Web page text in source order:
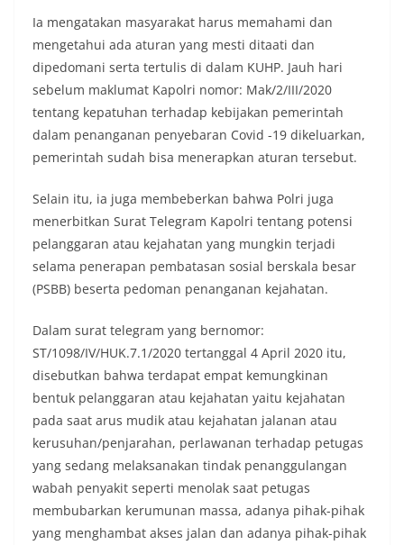
Ia mengatakan masyarakat harus memahami dan
mengetahui ada aturan yang mesti ditaati dan
dipedomani serta tertulis di dalam KUHP. Jauh hari
sebelum maklumat Kapolri nomor: Mak/2/III/2020
tentang kepatuhan terhadap kebijakan pemerintah
dalam penanganan penyebaran Covid -19 dikeluarkan,
pemerintah sudah bisa menerapkan aturan tersebut.
Selain itu, ia juga membeberkan bahwa Polri juga
menerbitkan Surat Telegram Kapolri tentang potensi
pelanggaran atau kejahatan yang mungkin terjadi
selama penerapan pembatasan sosial berskala besar
(PSBB) beserta pedoman penanganan kejahatan.
Dalam surat telegram yang bernomor:
ST/1098/IV/HUK.7.1/2020 tertanggal 4 April 2020 itu,
disebutkan bahwa terdapat empat kemungkinan
bentuk pelanggaran atau kejahatan yaitu kejahatan
pada saat arus mudik atau kejahatan jalanan atau
kerusuhan/penjarahan, perlawanan terhadap petugas
yang sedang melaksanakan tindak penanggulangan
wabah penyakit seperti menolak saat petugas
membubarkan kerumunan massa, adanya pihak-pihak
yang menghambat akses jalan dan adanya pihak-pihak